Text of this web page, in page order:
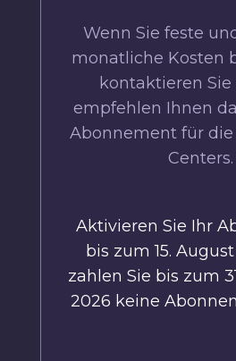
Wenn Sie feste
monatliche Kosten
kontaktieren Sie
empfehlen Ihnen
Abonnement für die
Centers.
Aktivieren Sie Ihr
bis zum 15.
zahlen Sie bis zum
2026 keine